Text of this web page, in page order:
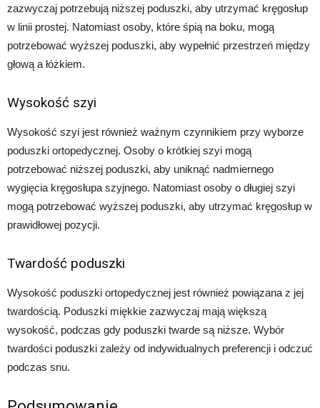
zazwyczaj potrzebują niższej poduszki, aby utrzymać kręgosłup
w linii prostej. Natomiast osoby, które śpią na boku, mogą
potrzebować wyższej poduszki, aby wypełnić przestrzeń między
głową a łóżkiem.
Wysokość szyi
Wysokość szyi jest również ważnym czynnikiem przy wyborze
poduszki ortopedycznej. Osoby o krótkiej szyi mogą
potrzebować niższej poduszki, aby uniknąć nadmiernego
wygięcia kręgosłupa szyjnego. Natomiast osoby o długiej szyi
mogą potrzebować wyższej poduszki, aby utrzymać kręgosłup w
prawidłowej pozycji.
Twardość poduszki
Wysokość poduszki ortopedycznej jest również powiązana z jej
twardością. Poduszki miękkie zazwyczaj mają większą
wysokość, podczas gdy poduszki twarde są niższe. Wybór
twardości poduszki zależy od indywidualnych preferencji i odczuć
podczas snu.